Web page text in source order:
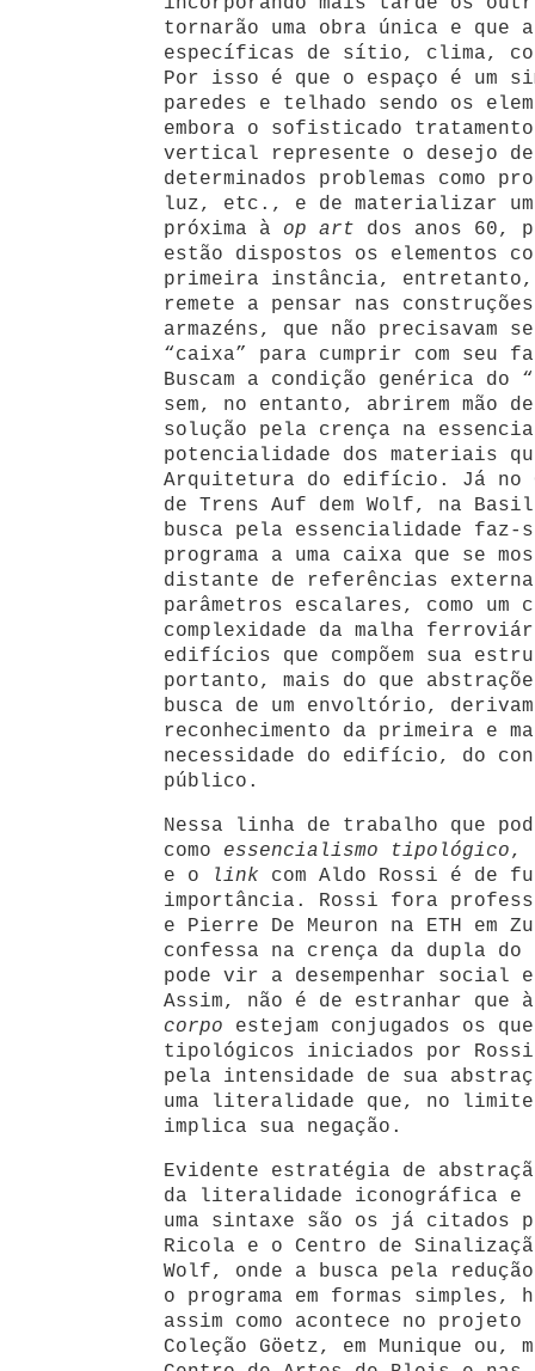
tornarão uma obra única e que
específicas de sítio, clima,
Por isso é que o espaço é um
paredes e telhado sendo os
embora o sofisticado tratamento
vertical represente o desejo
determinados problemas como
luz, etc., e de materializar
próxima à op art dos anos 60,
estão dispostos os elementos
primeira instância,
remete a pensar nas
armazéns, que não precisavam
“caixa” para cumprir com seu
Buscam a condição genérica do
sem, no entanto, abrirem mão
solução pela crença na
potencialidade dos materiais
Arquitetura do edifício. Já no
de Trens Auf dem Wolf, na
busca pela essencialidade faz-
programa a uma caixa que se
distante de referências
parâmetros escalares, como um
complexidade da malha
edifícios que compõem sua
portanto, mais do que
busca de um envoltório,
reconhecimento da primeira e
necessidade do edifício, do
público.
Nessa linha de trabalho que
como essencialismo tipológico,
e o
link com Aldo Rossi é de
importância. Rossi fora
e Pierre De Meuron na ETH em
confessa na crença da dupla
pode vir a desempenhar social
Assim, não é de estranhar que
corpo estejam conjugados os
tipológicos iniciados por
pela intensidade de sua
uma literalidade que, no limite,
implica sua negação.
Evidente estratégia de
da literalidade iconográfica e
uma sintaxe são os já citados
Ricola e o Centro de
Wolf, onde a busca pela
o programa em formas simples,
assim como acontece no
Coleção Göetz, em Munique ou,